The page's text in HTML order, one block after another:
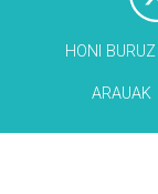
HONI BURUZ
ARAUAK